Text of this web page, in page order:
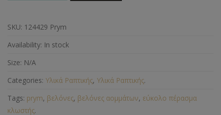
SKU: 124429 Prym
Availability: In stock
Size: N/A
Categories: Υλικά Ραπτικής, Υλικά Ραπτικής.
Tags: prym, βελόνες, βελόνες αομμάτων, εύκολο πέρασμα
κλωστής.